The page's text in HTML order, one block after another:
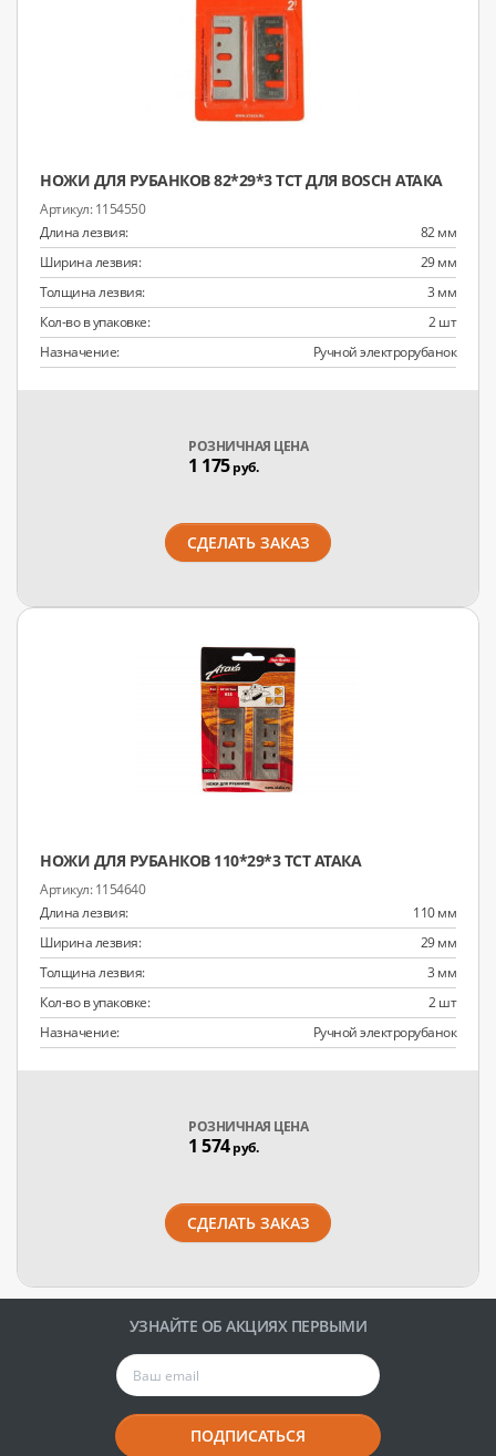
НОЖИ ДЛЯ РУБАНКОВ 82*29*3 TCT ДЛЯ BOSCH АТАКА
1154550
Длина лезвия:
82 мм
Ширина лезвия:
29 мм
Толщина лезвия:
3 мм
Кол-во в упаковке:
2 шт
Назначение:
Ручной электрорубанок
РОЗНИЧНАЯ ЦЕНА
1 175руб.
СДЕЛАТЬ ЗАКАЗ
НОЖИ ДЛЯ РУБАНКОВ 110*29*3 TCT АТАКА
1154640
Длина лезвия:
110 мм
Ширина лезвия:
29 мм
Толщина лезвия:
3 мм
Кол-во в упаковке:
2 шт
Назначение:
Ручной электрорубанок
РОЗНИЧНАЯ ЦЕНА
1 574руб.
СДЕЛАТЬ ЗАКАЗ
УЗНАЙТЕ ОБ АКЦИЯХ ПЕРВЫМИ
ПОДПИСАТЬСЯ